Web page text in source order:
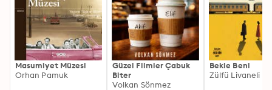
Masumiyet Müzesi
Orhan Pamuk
Güzel Filmler Çabuk
Biter
Volkan Sönmez
Bekle Beni
Zülfü Livaneli